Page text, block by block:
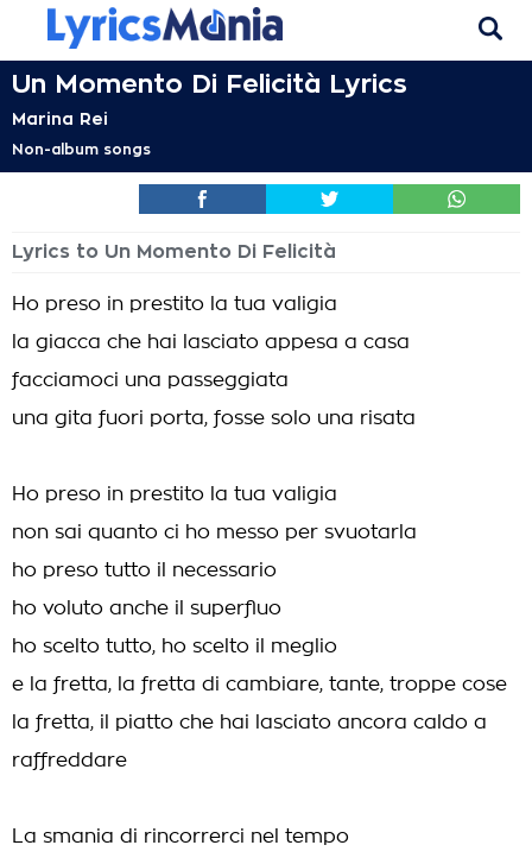
Un Momento Di Felicità Lyrics
Marina Rei
Non-album songs
Lyrics to Un Momento Di Felicità
Ho preso in prestito la tua valigia
la giacca che hai lasciato appesa a casa
facciamoci una passeggiata
una gita fuori porta, fosse solo una risata
Ho preso in prestito la tua valigia
non sai quanto ci ho messo per svuotarla
ho preso tutto il necessario
ho voluto anche il superfluo
ho scelto tutto, ho scelto il meglio
e la fretta, la fretta di cambiare, tante, troppe cose
la fretta, il piatto che hai lasciato ancora caldo a
raffreddare
La smania di rincorrerci nel tempo